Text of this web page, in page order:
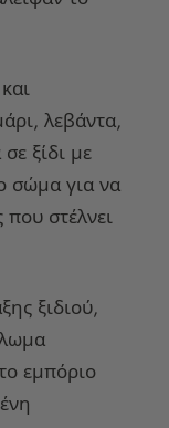
λεβάντα,
ξίδι με
σώμα για να
που στέλνει
ξιδιού,
εμπόριο